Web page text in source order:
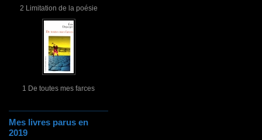
2 Limitation de la poésie
1 De toutes mes farces
Mes livres parus en
2019